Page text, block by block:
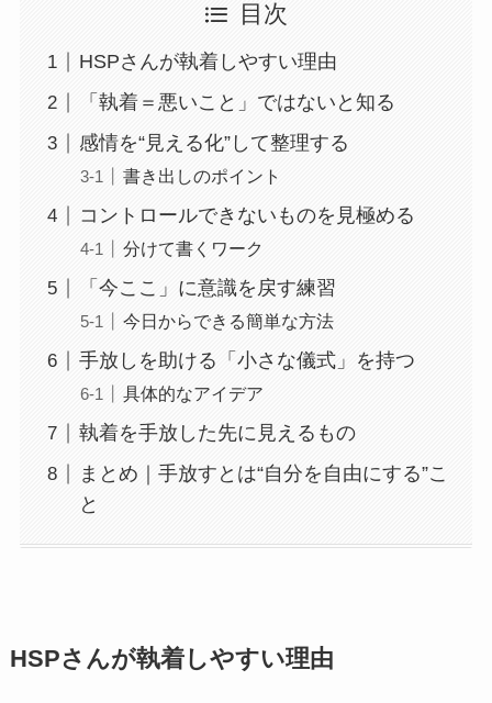
目次
HSPさんが執着しやすい理由
「執着＝悪いこと」ではないと知る
感情を“見える化”して整理する
書き出しのポイント
コントロールできないものを見極める
分けて書くワーク
「今ここ」に意識を戻す練習
今日からできる簡単な方法
手放しを助ける「小さな儀式」を持つ
具体的なアイデア
執着を手放した先に見えるもの
まとめ｜手放すとは“自分を自由にする”こ
と
HSPさんが執着しやすい理由